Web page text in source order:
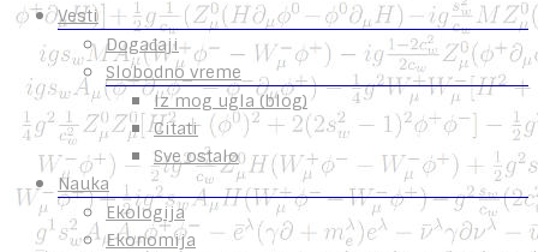
Vesti
Događaji
Slobodno vreme
Iz mog ugla (blog)
Citati
Sve ostalo
Nauka
Ekologija
Ekonomija